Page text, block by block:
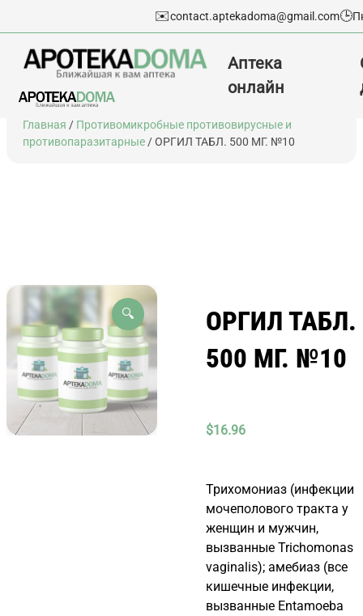
Перейти
содержимому
✉️contact.aptekadoma@gmail.com🕒
Аптека
онлайн
Главная / Противомикробные противовирусные и
противопаразитарные / ОРГИЛ ТАБЛ. 500 МГ. №10
🔍
ОРГИЛ ТАБЛ.
500 МГ. №10
$16.96
Трихомониаз (инфекции
мочеполового тракта у
женщин и мужчин,
вызванные Trichomonas
vaginalis); амебиаз (все
кишечные инфекции,
вызванные Entamoeba